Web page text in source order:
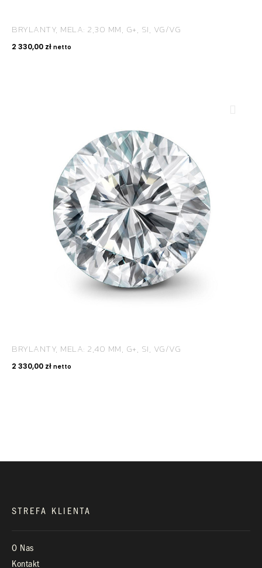
BRYLANTY, MELA: 2,30 MM, G+, SI, VG/VG
2 330,00 zł netto
BRYLANTY, MELA: 2,40 MM, G+, SI, VG/VG
2 330,00 zł netto
ROYAL DIAMONDS
Diamenty | Biżuteria | Kamienie dla jubilerów
SALON SPRZEDAŻY
KONTAKT
STREFA KLIENTA
O Nas
Kontakt